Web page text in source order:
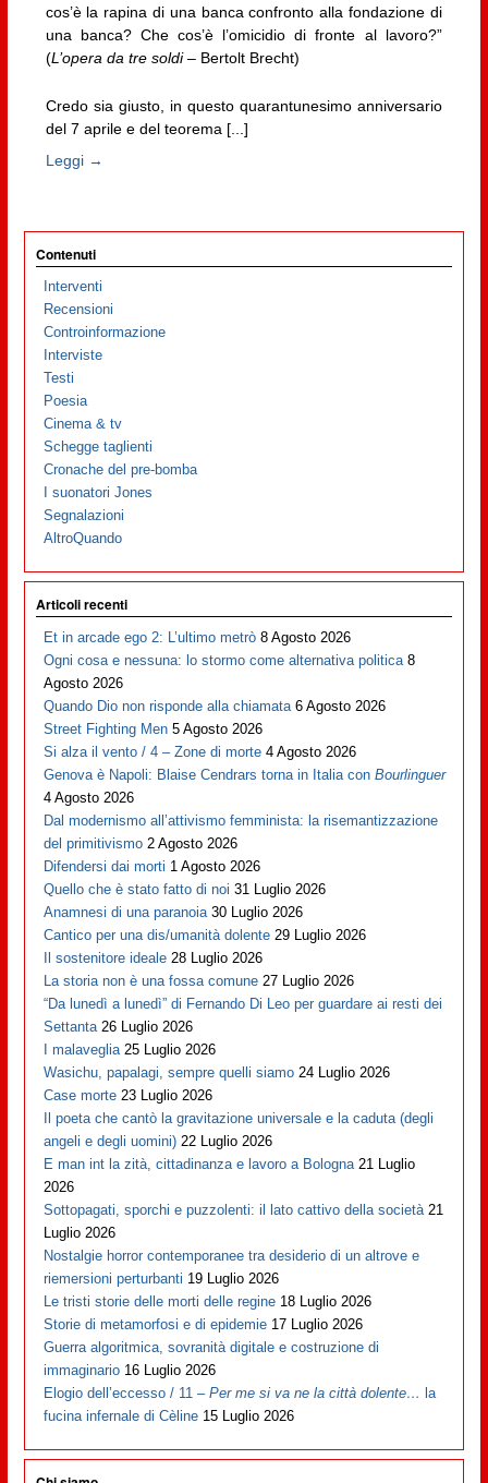
cos’è la rapina di una banca confronto alla fondazione di
una banca? Che cos’è l’omicidio di fronte al lavoro?”
(L’opera da tre soldi– Bertolt Brecht)
Credo sia giusto, in questo quarantunesimo anniversario
del 7 aprile e del teorema [...]
Leggi →
Contenuti
Interventi
Recensioni
Controinformazione
Interviste
Testi
Poesia
Cinema & tv
Schegge taglienti
Cronache del pre-bomba
I suonatori Jones
Segnalazioni
AltroQuando
Articoli recenti
Et in arcade ego 2: L’ultimo metrò 8 Agosto 2026
Ogni cosa e nessuna: lo stormo come alternativa politica 8
Agosto 2026
Quando Dio non risponde alla chiamata 6 Agosto 2026
Street Fighting Men 5 Agosto 2026
Si alza il vento / 4 – Zone di morte 4 Agosto 2026
Genova è Napoli: Blaise Cendrars torna in Italia conBourlinguer
4 Agosto 2026
Dal modernismo all’attivismo femminista: la risemantizzazione
del primitivismo 2 Agosto 2026
Difendersi dai morti 1 Agosto 2026
Quello che è stato fatto di noi 31 Luglio 2026
Anamnesi di una paranoia 30 Luglio 2026
Cantico per una dis/umanità dolente 29 Luglio 2026
Il sostenitore ideale 28 Luglio 2026
La storia non è una fossa comune 27 Luglio 2026
“Da lunedì a lunedì” di Fernando Di Leo per guardare ai resti dei
Settanta 26 Luglio 2026
I malaveglia 25 Luglio 2026
Wasichu, papalagi, sempre quelli siamo 24 Luglio 2026
Case morte 23 Luglio 2026
Il poeta che cantò la gravitazione universale e la caduta (degli
angeli e degli uomini) 22 Luglio 2026
E man int la zità, cittadinanza e lavoro a Bologna 21 Luglio
2026
Sottopagati, sporchi e puzzolenti: il lato cattivo della società 21
Luglio 2026
Nostalgie horror contemporanee tra desiderio di un altrove e
riemersioni perturbanti 19 Luglio 2026
Le tristi storie delle morti delle regine 18 Luglio 2026
Storie di metamorfosi e di epidemie 17 Luglio 2026
Guerra algoritmica, sovranità digitale e costruzione di
immaginario 16 Luglio 2026
Elogio dell’eccesso / 11 –Per me si va ne la città dolente… la
fucina infernale di Cèline 15 Luglio 2026